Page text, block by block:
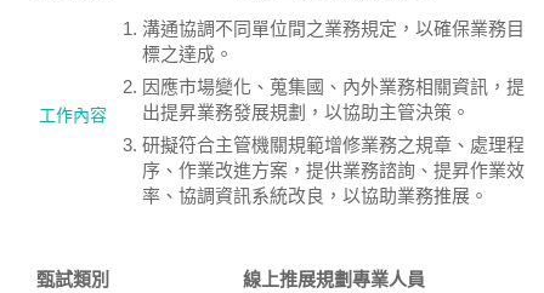
工作內容
溝通協調不同單位間之業務規定，以確保業務目
標之達成。
因應市場變化、蒐集國、內外業務相關資訊，提
出提昇業務發展規劃，以協助主管決策。
研擬符合主管機關規範增修業務之規章、處理程
序、作業改進方案，提供業務諮詢、提昇作業效
率、協調資訊系統改良，以協助業務推展。
甄試類別 線上推展規劃專業人員